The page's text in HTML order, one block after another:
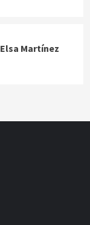
Elsa Martínez